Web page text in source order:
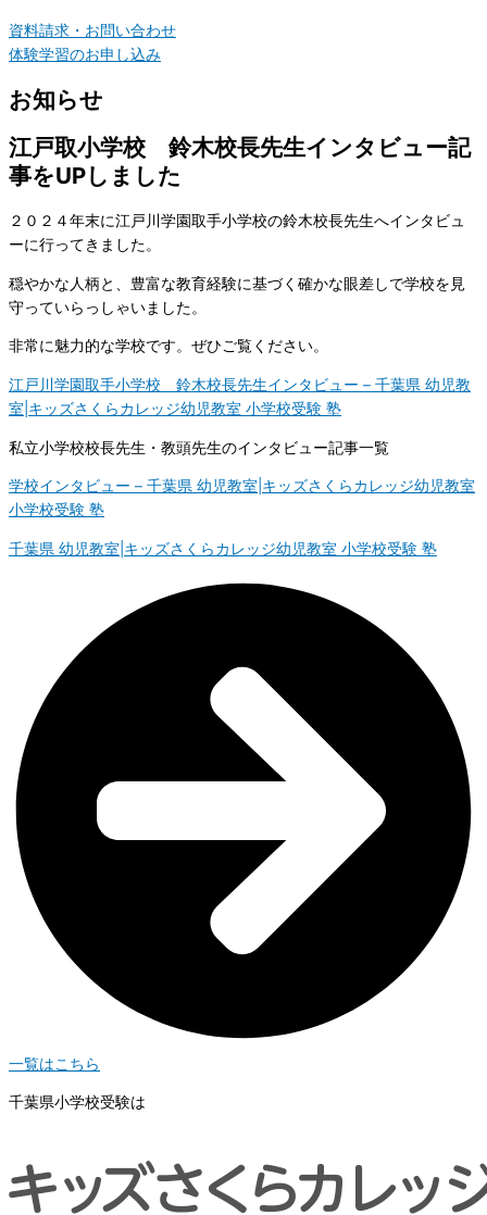
資料請求・お問い合わせ
体験学習のお申し込み
お知らせ
江戸取小学校 鈴木校長先生インタビュー記
事をUPしました
２０２４年末に江戸川学園取手小学校の鈴木校長先生へインタビュ
ーに行ってきました。
穏やかな人柄と、豊富な教育経験に基づく確かな眼差しで学校を見
守っていらっしゃいました。
非常に魅力的な学校です。ぜひご覧ください。
江戸川学園取手小学校 鈴木校長先生インタビュー – 千葉県 幼児教
室|キッズさくらカレッジ幼児教室 小学校受験 塾
私立小学校校長先生・教頭先生のインタビュー記事一覧
学校インタビュー – 千葉県 幼児教室|キッズさくらカレッジ幼児教室
小学校受験 塾
千葉県 幼児教室|キッズさくらカレッジ幼児教室 小学校受験 塾
一覧はこちら
千葉県小学校受験は